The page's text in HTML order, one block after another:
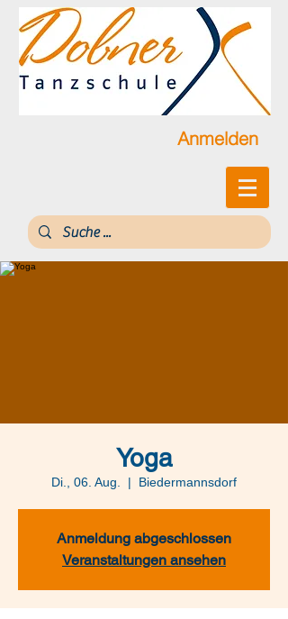
Anmelden
Yoga
Di., 06. Aug.
  |
Biedermannsdorf
Anmeldung abgeschlossen
Veranstaltungen ansehen